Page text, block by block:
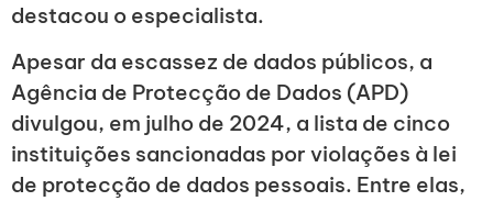
destacou o especialista.
Apesar da escassez de dados públicos, a
Agência de Protecção de Dados (APD)
divulgou, em julho de 2024, a lista de cinco
instituições sancionadas por violações à lei
de protecção de dados pessoais. Entre elas,